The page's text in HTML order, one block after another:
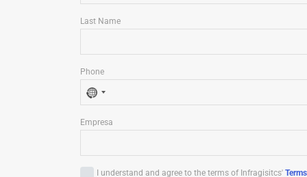
Last Name
N
c
u
Phone
Empresa
I understand and agree to the terms of Infragisitcs'